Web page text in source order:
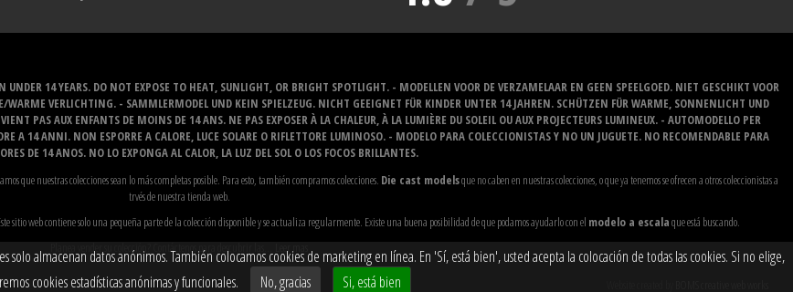
14 YEARS. DO NOT EXPOSE TO HEAT, SUNLIGHT, OR BRIGHT SPOTLIGHT. - MODELLEN VOOR DE VERZAMELAAR EN GEEN SPEELGOED. NIET GESCHIKT VOOR
VERLICHTING. - SAMMLERMODEL UND KEIN SPIELZEUG. NICHT GEEIGNET FÜR KINDER UNTER 14 JAHREN. SCHÜTZEN FÜR WARME, SONNENLICHT UND
PAS AUX ENFANTS DE MOINS DE 14 ANS. NE PAS EXPOSER À LA CHALEUR, À LA LUMIÈRE DU SOLEIL OU AUX PROJECTEURS LUMINEUX. - AUTOMODELLO PER
14 ANNI. NON ESPORRE A CALORE, LUCE SOLARE O RIFLETTORE LUMINOSO. - MODELO PARA COLECCIONISTAS Y NO UN JUGUETE. NO RECOMENDABLE PARA
DE 14 ANOS. NO LO EXPONGA AL CALOR, LA LUZ DEL SOL O LOS FOCOS BRILLANTES.
que nuestras colecciones sean lo más completas posible. Para esto, también compramos colecciones. Die cast modelsque no caben en nuestras colecciones, o que ya tenemos se ofrecen a otros coleccionistas a
trvés de nuestra tienda web.
sitio web contiene solo una pequeña parte de la colección disponible y se actualiza regularmente. Existe una buena posibilidad de que podamos ayudarlo con el modelo a escalaque está buscando.
Planea vender su colección? Contáctenos para descubrir las...
Leer mas
solo almacenan datos anónimos. También colocamos cookies de marketing en línea. En 'Sí, está bien', usted acepta la colocación de todas las cookies. Si no elige,
cookies estadísticas anónimas y funcionales.
No, gracias Si, está bien